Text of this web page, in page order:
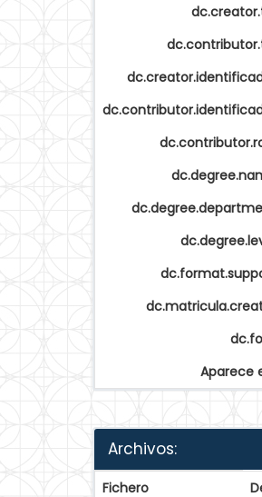
Aparece
Archivos:
Fichero